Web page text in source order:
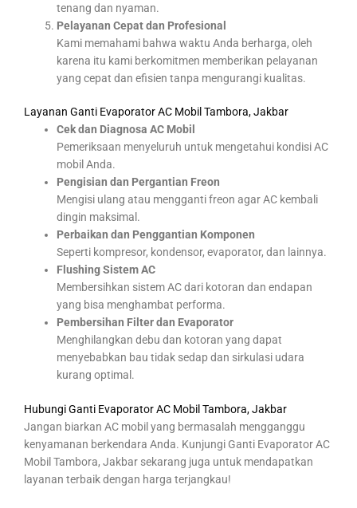
tenang dan nyaman.
Pelayanan Cepat dan Profesional
Kami memahami bahwa waktu Anda berharga, oleh
karena itu kami berkomitmen memberikan pelayanan
yang cepat dan efisien tanpa mengurangi kualitas.
Layanan Ganti Evaporator AC Mobil Tambora, Jakbar
Cek dan Diagnosa AC Mobil
Pemeriksaan menyeluruh untuk mengetahui kondisi AC
mobil Anda.
Pengisian dan Pergantian Freon
Mengisi ulang atau mengganti freon agar AC kembali
dingin maksimal.
Perbaikan dan Penggantian Komponen
Seperti kompresor, kondensor, evaporator, dan lainnya.
Flushing Sistem AC
Membersihkan sistem AC dari kotoran dan endapan
yang bisa menghambat performa.
Pembersihan Filter dan Evaporator
Menghilangkan debu dan kotoran yang dapat
menyebabkan bau tidak sedap dan sirkulasi udara
kurang optimal.
Hubungi Ganti Evaporator AC Mobil Tambora, Jakbar
Jangan biarkan AC mobil yang bermasalah mengganggu
kenyamanan berkendara Anda. Kunjungi Ganti Evaporator AC
Mobil Tambora, Jakbar sekarang juga untuk mendapatkan
layanan terbaik dengan harga terjangkau!